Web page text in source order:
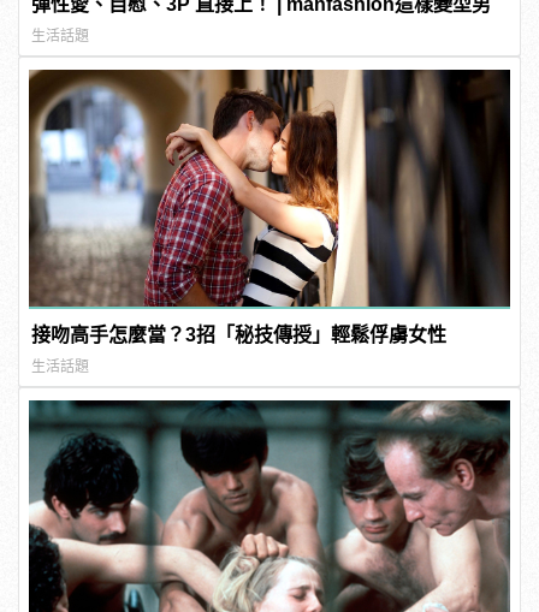
生活話題
接吻高手怎麼當？3招「秘技傳授」輕鬆俘虜女性
生活話題